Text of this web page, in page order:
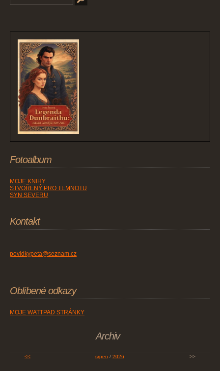
Fotoalbum
MOJE KNIHY
STVOŘENÝ PRO TEMNOTU
SYN SEVERU
Kontakt
povidkypeta@seznam.cz
Oblíbené odkazy
MOJE WATTPAD STRÁNKY
Archiv
<< srpen / 2026 >>